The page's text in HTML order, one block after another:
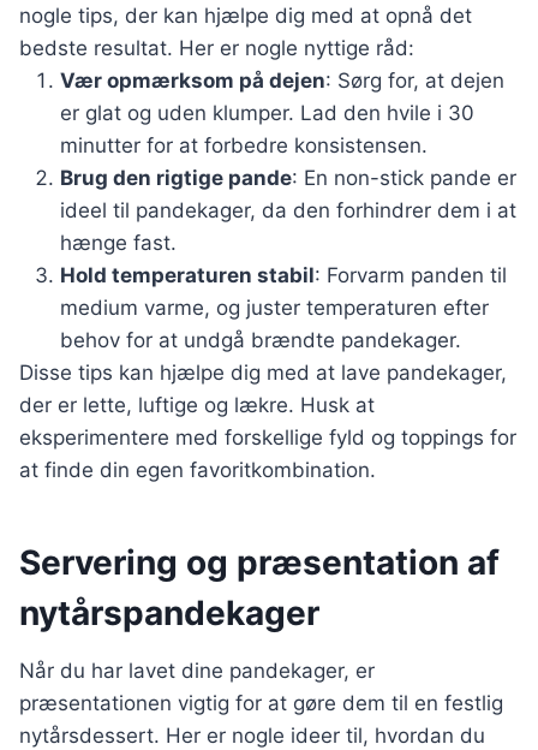
nogle tips, der kan hjælpe dig med at opnå det
bedste resultat. Her er nogle nyttige råd:
Vær opmærksom på dejen: Sørg for, at dejen
er glat og uden klumper. Lad den hvile i 30
minutter for at forbedre konsistensen.
Brug den rigtige pande: En non-stick pande er
ideel til pandekager, da den forhindrer dem i at
hænge fast.
Hold temperaturen stabil: Forvarm panden til
medium varme, og juster temperaturen efter
behov for at undgå brændte pandekager.
Disse tips kan hjælpe dig med at lave pandekager,
der er lette, luftige og lækre. Husk at
eksperimentere med forskellige fyld og toppings for
at finde din egen favoritkombination.
Servering og præsentation af
nytårspandekager
Når du har lavet dine pandekager, er
præsentationen vigtig for at gøre dem til en festlig
nytårsdessert. Her er nogle ideer til, hvordan du